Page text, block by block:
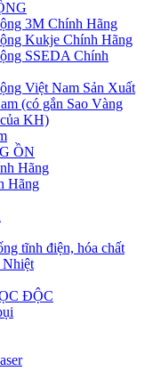
3M Chính Hãng
Kukje Chính Hãng
SSEDA Chính
Việt Nam Sản Xuất
(có gắn Sao Vàng
KH)
ỒN
Hãng
Hãng
tĩnh điện, hóa chất
Nhiệt
ĐỘC